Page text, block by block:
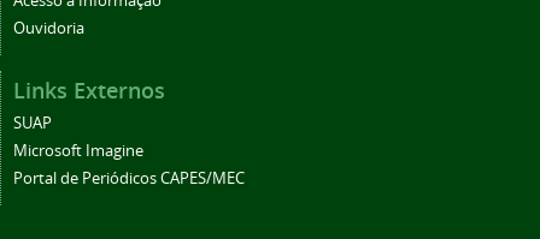
Ouvidoria
Links Externos
SUAP
Microsoft Imagine
Portal de Periódicos CAPES/MEC